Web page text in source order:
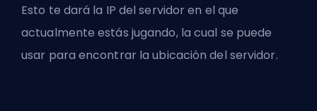
Esto te dará la IP del servidor en el que
actualmente estás jugando, la cual se puede
usar para encontrar la ubicación del servidor.